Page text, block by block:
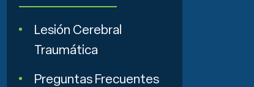
Lesión Cerebral
Traumática
Preguntas Frecuentes